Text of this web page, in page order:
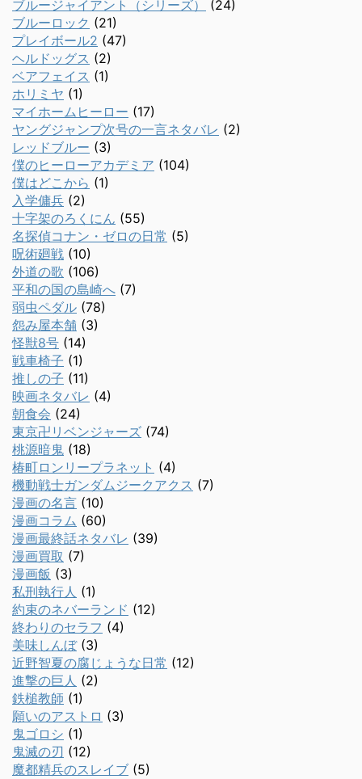
ブルージャイアント（シリーズ）
(24)
ブルーロック (21)
プレイボール2 (47)
ヘルドッグス (2)
ベアフェイス (1)
ホリミヤ (1)
マイホームヒーロー (17)
ヤングジャンプ次号の一言ネタバレ (2)
レッドブルー (3)
僕のヒーローアカデミア (104)
僕はどこから (1)
入学傭兵 (2)
十字架のろくにん (55)
名探偵コナン・ゼロの日常 (5)
呪術廻戦 (10)
外道の歌 (106)
平和の国の島崎へ (7)
弱虫ペダル (78)
怨み屋本舗 (3)
怪獣8号 (14)
戦車椅子 (1)
推しの子 (11)
映画ネタバレ (4)
朝食会 (24)
東京卍リベンジャーズ (74)
桃源暗鬼 (18)
椿町ロンリープラネット (4)
機動戦士ガンダムジークアクス (7)
漫画の名言 (10)
漫画コラム (60)
漫画最終話ネタバレ (39)
漫画買取 (7)
漫画飯 (3)
私刑執行人 (1)
約束のネバーランド (12)
終わりのセラフ (4)
美味しんぼ(3)
近野智夏の腐じょうな日常 (12)
進撃の巨人 (2)
鉄槌教師 (1)
願いのアストロ (3)
鬼ゴロシ (1)
鬼滅の刃 (12)
魔都精兵のスレイブ (5)